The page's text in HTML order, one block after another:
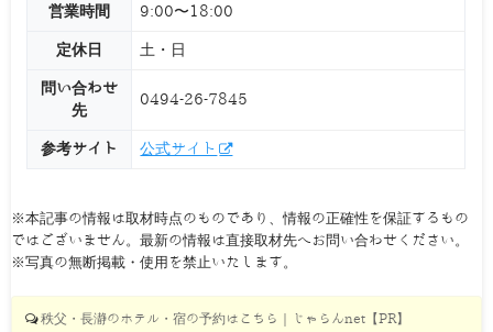
営業時間 9:00〜18:00
定休日 土・日
問い合わせ
先
0494-26-7845
参考サイト 公式サイト
※本記事の情報は取材時点のものであり、情報の正確性を保証するもの
ではございません。最新の情報は直接取材先へお問い合わせください。
※写真の無断掲載・使用を禁止いたします。
秩父・長瀞のホテル・宿の予約はこちら｜じゃらんnet【PR】